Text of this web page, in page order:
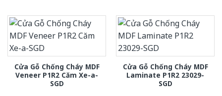
Cửa Gỗ Chống Cháy MDF
Veneer P1R2 Căm Xe-a-
SGD
Cửa Gỗ Chống Cháy MDF
Laminate P1R2 23029-
SGD